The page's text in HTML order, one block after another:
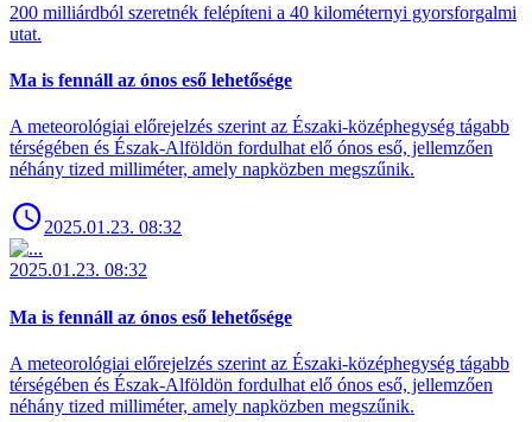
200 milliárdból szeretnék felépíteni a 40 kilométernyi gyorsforgalmi
utat.
Ma is fennáll az ónos eső lehetősége
A meteorológiai előrejelzés szerint az Északi-középhegység tágabb
térségében és Észak-Alföldön fordulhat elő ónos eső, jellemzően
néhány tized milliméter, amely napközben megszűnik.
2025.01.23. 08:32
2025.01.23. 08:32
Ma is fennáll az ónos eső lehetősége
A meteorológiai előrejelzés szerint az Északi-középhegység tágabb
térségében és Észak-Alföldön fordulhat elő ónos eső, jellemzően
néhány tized milliméter, amely napközben megszűnik.